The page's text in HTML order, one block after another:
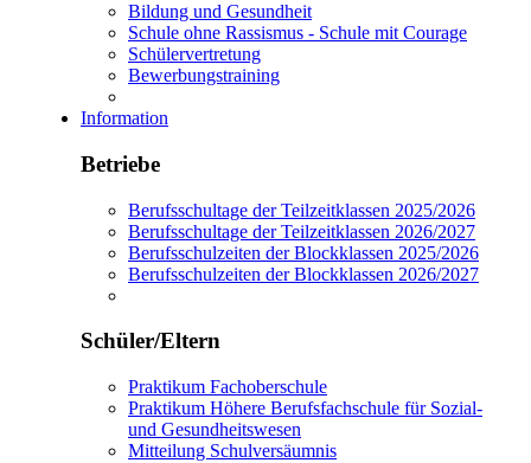
Bildung und Gesundheit
Schule ohne Rassismus - Schule mit Courage
Schülervertretung
Bewerbungstraining
Information
Betriebe
Berufsschultage der Teilzeitklassen 2025/2026
Berufsschultage der Teilzeitklassen 2026/2027
Berufsschulzeiten der Blockklassen 2025/2026
Berufsschulzeiten der Blockklassen 2026/2027
Schüler/Eltern
Praktikum Fachoberschule
Praktikum Höhere Berufsfachschule für Sozial-
und Gesundheitswesen
Mitteilung Schulversäumnis